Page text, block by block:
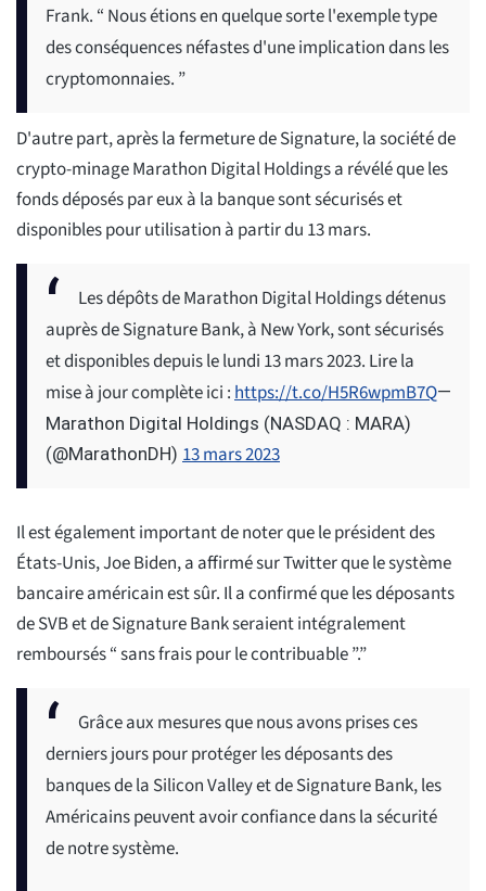
Frank. “ Nous étions en quelque sorte l'exemple type
des conséquences néfastes d'une implication dans les
cryptomonnaies. ”
D'autre part, après la fermeture de Signature, la société de
crypto-minage Marathon Digital Holdings a révélé que les
fonds déposés par eux à la banque sont sécurisés et
disponibles pour utilisation à partir du 13 mars.
Les dépôts de Marathon Digital Holdings détenus
auprès de Signature Bank, à New York, sont sécurisés
et disponibles depuis le lundi 13 mars 2023. Lire la
mise à jour complète ici :https://t.co/H5R6wpmB7Q—
Marathon Digital Holdings (NASDAQ : MARA)
(@MarathonDH) 13 mars 2023
Il est également important de noter que le président des
États-Unis, Joe Biden, a affirmé sur Twitter que le système
bancaire américain est sûr. Il a confirmé que les déposants
de SVB et de Signature Bank seraient intégralement
remboursés “ sans frais pour le contribuable ”.”
Grâce aux mesures que nous avons prises ces
derniers jours pour protéger les déposants des
banques de la Silicon Valley et de Signature Bank, les
Américains peuvent avoir confiance dans la sécurité
de notre système.